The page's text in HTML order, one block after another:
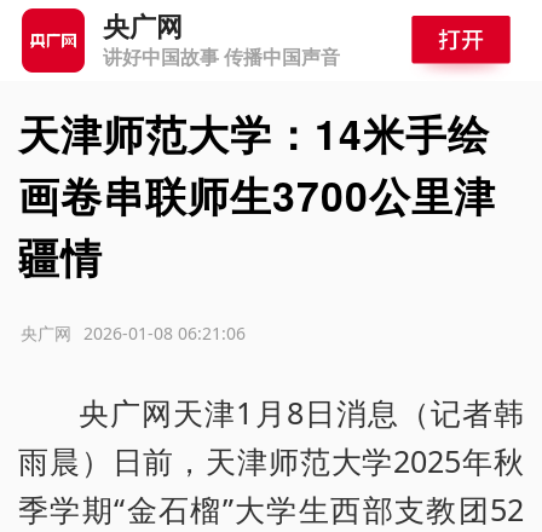
央广网
讲好中国故事 传播中国声音
天津师范大学：14米手绘
画卷串联师生3700公里津
疆情
2026-01-08 06:21:06
央广网
央广网天津1月8日消息（记者韩
雨晨）日前，天津师范大学2025年秋
季学期“金石榴”大学生西部支教团52